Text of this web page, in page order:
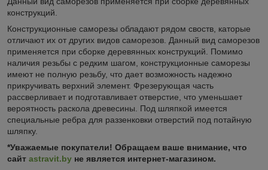
конструкций.
Конструкционные саморезы обладают рядом своств, каторые
отличают их от других видов саморезов. Данный вид саморезов
применяется при сборке деревянных конструкций. Помимо
наличия резьбы с редким шагом, конструкционные саморезы
имеют не полную резьбу, что дает возможность надежно
прикручивать верхний элемент. Фрезерующая часть
рассверливает и подготавливает отверстие, что уменьшает
вероятность раскола древесины. Под шляпкой имеется
специальные ребра для раззенковки отверстий под потайную
шляпку.
*Уважаемые покупатели! Обращаем ваше внимание, что
сайт astravit.by не является интернет-магазином.